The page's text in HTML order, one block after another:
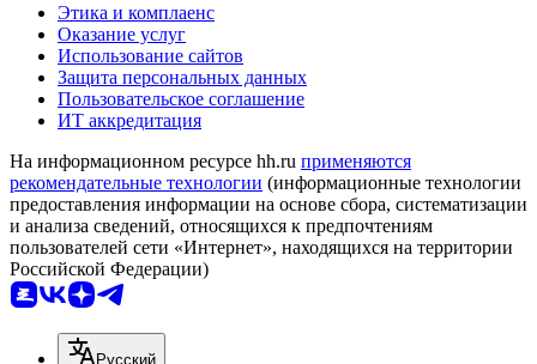
Этика и комплаенс
Оказание услуг
Использование сайтов
Защита персональных данных
Пользовательское соглашение
ИТ аккредитация
На информационном ресурсе hh.ru применяются
рекомендательные технологии (информационные технологии
предоставления информации на основе сбора, систематизации
и анализа сведений, относящихся к предпочтениям
пользователей сети «Интернет», находящихся на территории
Российской Федерации)
Русский